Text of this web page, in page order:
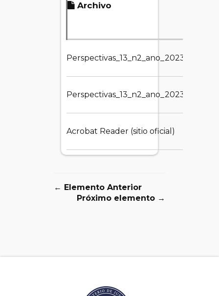
Archivo
Perspectivas_13_n2_ano_2023.jpg
Perspectivas_13_n2_ano_2023.1.pdf
Acrobat Reader (sitio oficial)
← Elemento Anterior
Próximo elemento →